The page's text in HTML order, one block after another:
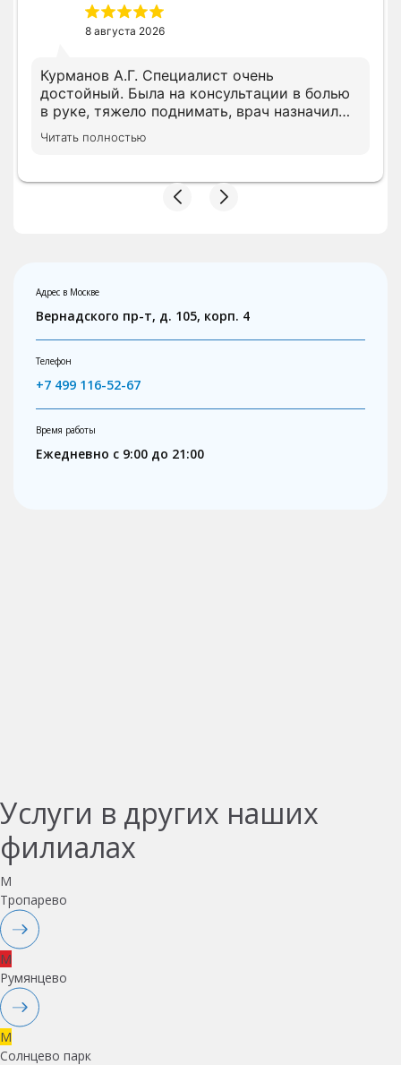
8 августа 2026
Курманов А.Г. Специалист очень
достойный. Была на консультации в болью
в руке, тяжело поднимать, врач назначил
все необходимое лечение сразу, просил
дождать анализы несколько показателей,
лечение с учетом показателей. В клинике с
вниманием относятся, следят за записью.
Читать полностью
Адрес в Москве
Вернадского пр-т, д. 105, корп. 4
Телефон
+7 499 116-52-67
Время работы
Ежедневно с 9:00 до 21:00
Услуги в других наших
филиалах
M
Тропарево
M
Румянцево
M
Солнцево парк